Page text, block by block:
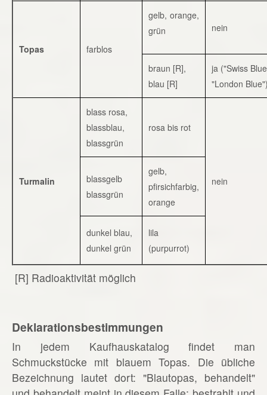
Topas farblos
gelb, orange,
grün
nein
braun [R],
blau [R]
ja ("Swiss
"London
Turmalin
blass rosa,
blassblau,
blassgrün
rosa bis rot
nein
blassgelb
blassgrün
gelb,
pfirsichfarbig,
orange
dunkel blau,
dunkel grün
lila
(purpurrot)
[R] Radioaktivität möglich
Deklarationsbestimmungen
In jedem Kaufhauskatalog findet man
Schmuckstücke mit blauem Topas. Die übliche
Bezeichnung lautet dort: "Blautopas, behandelt"